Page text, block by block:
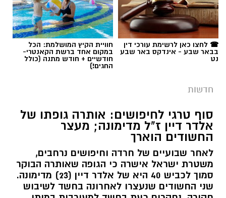
☎ לחצו כאן לרשימת עורכי דין
בבאר שבע - אינדקס באר שבע
נט
חוויית הקיץ המושלמת: הכל
במקום אחד ברשת הקאנטרי-
חודשיים + חודש מתנה (כולל
החגים!)
חדשות
סוף טרגי לחיפושים: אותרה גופתו של
אלדר דיין ז"ל מדימונה; מעצר
החשודים הוארך
לאחר שבועיים של חרדה וחיפושים נרחבים,
משטרת ישראל אישרה כי הגופה שאותרה הבוקר
סמוך לכביש 40 היא של אלדר דיין (23) מדימונה.
שני החשודים שנעצרו לאחרונה בחשד לשיבוש